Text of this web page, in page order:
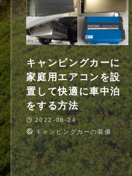
キャンピングカーに
家庭用エアコンを設
置して快適に車中泊
をする方法
2022-08-24
キャンピングカーの装備